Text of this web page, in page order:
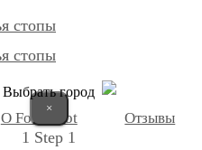
Выбрать город
×
1 Step 1
О FormFoot Отзывы